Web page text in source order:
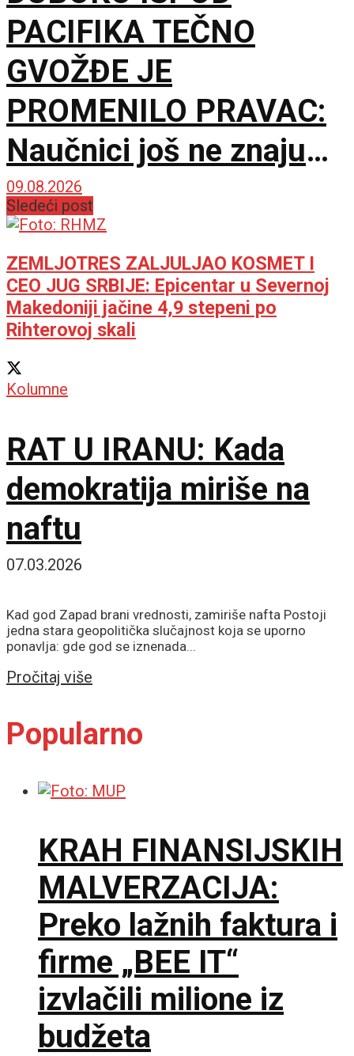
PACIFIKA TEČNO
GVOŽĐE JE
PROMENILO PRAVAC:
Naučnici još ne znaju
šta ga je nateralo da se
okrene
09.08.2026
Sledeći post
ZEMLJOTRES ZALJULJAO KOSMET I
CEO JUG SRBIJE: Epicentar u Severnoj
Makedoniji jačine 4,9 stepeni po
Rihterovoj skali
Kolumne
RAT U IRANU: Kada
demokratija miriše na
naftu
07.03.2026
Kad god Zapad brani vrednosti, zamiriše nafta Postoji
jedna stara geopolitička slučajnost koja se uporno
ponavlja: gde god se iznenada...
Pročitaj više
Popularno
KRAH FINANSIJSKIH
MALVERZACIJA:
Preko lažnih faktura i
firme „BEE IT“
izvlačili milione iz
budžeta